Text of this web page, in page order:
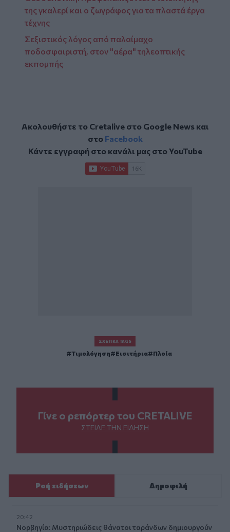
της γκαλερί και ο ζωγράφος για τα πλαστά έργα
τέχνης
Σεξιστικός λόγος από παλαίμαχο
ποδοσφαιριστή, στον "αέρα" τηλεοπτικής
εκπομπής
Ακολουθήστε το Cretalive στο Google Newsκαι
στο Facebook
Κάντε εγγραφή στο κανάλι μας στοYouTube
ΣΧΕΤΙΚΆ TAGS
Τιμολόγηση Εισιτήρια Πλοία
Γίνε ο ρεπόρτερ του CRETALIVE
ΣΤΕΊΛΕ ΤΗΝ ΕΊΔΗΣΗ
Ροή ειδήσεων Δημοφιλή
20:42
Νορβηγία: Μυστηριώδεις θάνατοι ταράνδων δημιουργούν